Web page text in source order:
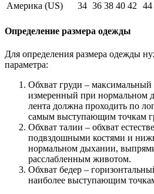
Америка (US)
34 36 38 40 42 44
Определение размера одежды
Для определения размера одежды
параметра:
Обхват груди – максимальный
измеренный при нормальном
лента должна проходить по
самым выступающим точкам
Обхват талии – обхват
подвздошными костями и
нормальном дыхании,
расслабленным животом.
Обхват бедер –
наиболее выступающим